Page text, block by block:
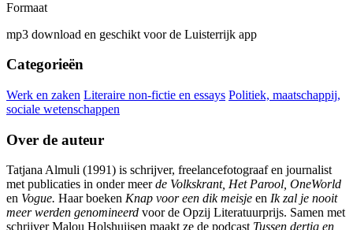
Formaat
mp3 download en geschikt voor de Luisterrijk app
Categorieën
Werk en zaken Literaire non-fictie en essays Politiek, maatschappij,
sociale wetenschappen
Over de auteur
Tatjana Almuli (1991) is schrijver, freelancefotograaf en journalist
met publicaties in onder meerde Volkskrant, Het Parool, OneWorld
en Vogue. Haar boeken Knap voor een dik meisje en Ik zal je nooit
meer werden genomineerd voor de Opzij Literatuurprijs. Samen met
schrijver Malou Holshuijsen maakt ze de podcast Tussen dertig en